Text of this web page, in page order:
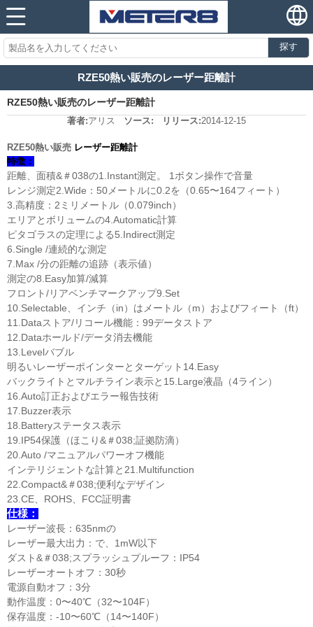
探す
RZE50熱い販売のレーザー距離計
RZE50熱い販売のレーザー距離計
著者:アリス ソース: リリース:2014-12-15
RZE50熱い販売 レーザー距離計
特徴：
距離、面積&＃038の1.Instant測定。 1ボタン操作で音量
レンジ測定2.Wide：50メートルに0.2を（0.65〜164フィート）
3.高精度：2ミリメートル（0.079inch）
エリアとボリュームの4.Automatic計算
ピタゴラスの定理による5.Indirect測定
6.Single /連続的な測定
7.Max /分の距離の追跡（表示値）
測定の8.Easy加算/減算
フロント/リアベンチマークアップ9.Set
10.Selectable、インチ（in）はメートル（m）およびフィート（ft）
11.Dataストア/リコール機能：99データストア
12.Dataホールド/データ消去機能
13.Levelバブル
明るいレーザーポインターとターゲット14.Easy
バックライトとマルチライン表示と15.Large液晶（4ライン）
16.Auto訂正およびエラー報告技術
17.Buzzer表示
18.Batteryステータス表示
19.IP54保護（ほこり&＃038;証拠防滴）
20.Auto /マニュアルパワーオフ機能
インテリジェントな計算と21.Multifunction
22.Compact&＃038;便利なデザイン
23.CE、ROHS、FCC証明書
仕様：
レーザー波長：635nmの
レーザー最大出力：で、1mW以下
ダスト&＃038;スプラッシュプルーフ：IP54
レーザーオートオフ：30秒
電源自動オフ：3分
動作温度：0〜40℃（32〜104F）
保存温度：-10〜60℃（14〜140F）